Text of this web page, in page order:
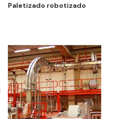
Paletizado robotizado